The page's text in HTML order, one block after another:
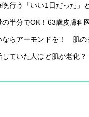
行う「いい1日だった」
半分でOK！63歳皮膚科
ならアーモンドを！ 肌の
していた人ほど肌が老化